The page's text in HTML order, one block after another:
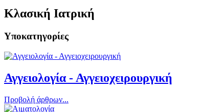
Κλασική Ιατρική
Υποκατηγορίες
Αγγειολογία - Αγγειοχειρουργική
Προβολή άρθρων...